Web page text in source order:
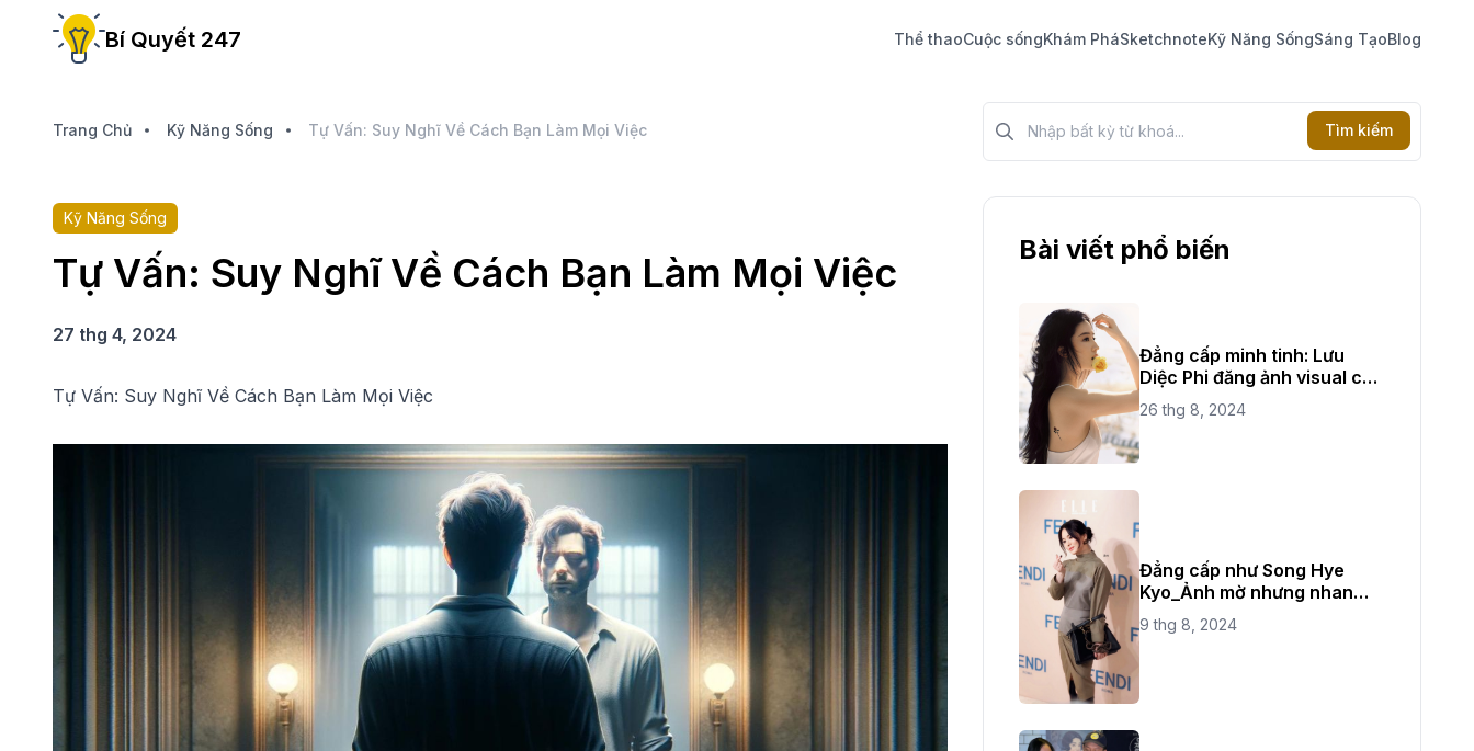
Bí Quyết 247 Thể thaoCuộc sốngKhám PháSketchnoteKỹ Năng SốngSáng TạoBlog
Trang Chủ Kỹ Năng Sống Tự Vấn: Suy Nghĩ Về Cách Bạn Làm Mọi Việc
Kỹ Năng Sống
Tự Vấn: Suy Nghĩ Về Cách Bạn Làm Mọi Việc
27 thg 4, 2024
Tự Vấn: Suy Nghĩ Về Cách Bạn Làm Mọi Việc
Tìm kiếm?>
Tìm kiếm
Bài viết phổ biến
Đẳng cấp minh tinh: Lưu
Diệc Phi đăng ảnh visual cực
đỉnh
26 thg 8, 2024
Đẳng cấp như Song Hye
Kyo_Ảnh mờ nhưng nhan
sắc không bao giờ mờ
9 thg 8, 2024